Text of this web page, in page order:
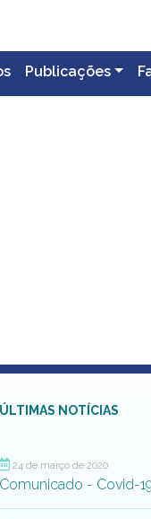
Publicações
ÚLTIMAS NOTÍCIAS
24 de março de 2020
Comunicado - Covid-